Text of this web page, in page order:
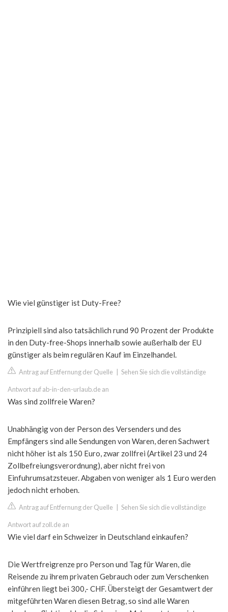
Wie viel günstiger ist Duty-Free?
Prinzipiell sind also tatsächlich rund 90 Prozent der Produkte
in den Duty-free-Shops innerhalb sowie außerhalb der EU
günstiger als beim regulären Kauf im Einzelhandel.
Antrag auf Entfernung der Quelle Sehen Sie sich die vollständige
Antwort auf ab-in-den-urlaub.de an
Was sind zollfreie Waren?
Unabhängig von der Person des Versenders und des
Empfängers sind alle Sendungen von Waren, deren Sachwert
nicht höher ist als 150 Euro, zwar zollfrei (Artikel 23 und 24
Zollbefreiungsverordnung), aber nicht frei von
Einfuhrumsatzsteuer. Abgaben von weniger als 1 Euro werden
jedoch nicht erhoben.
Antrag auf Entfernung der Quelle Sehen Sie sich die vollständige
Antwort auf zoll.de an
Wie viel darf ein Schweizer in Deutschland einkaufen?
Die Wertfreigrenze pro Person und Tag für Waren, die
Reisende zu ihrem privaten Gebrauch oder zum Verschenken
einführen liegt bei 300,- CHF. Übersteigt der Gesamtwert der
mitgeführten Waren diesen Betrag, so sind alle Waren